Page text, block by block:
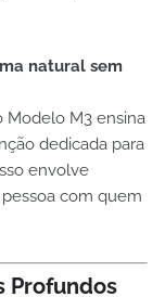
natural sem
Modelo M3 ensina
dedicada para
envolve
com quem
Profundos